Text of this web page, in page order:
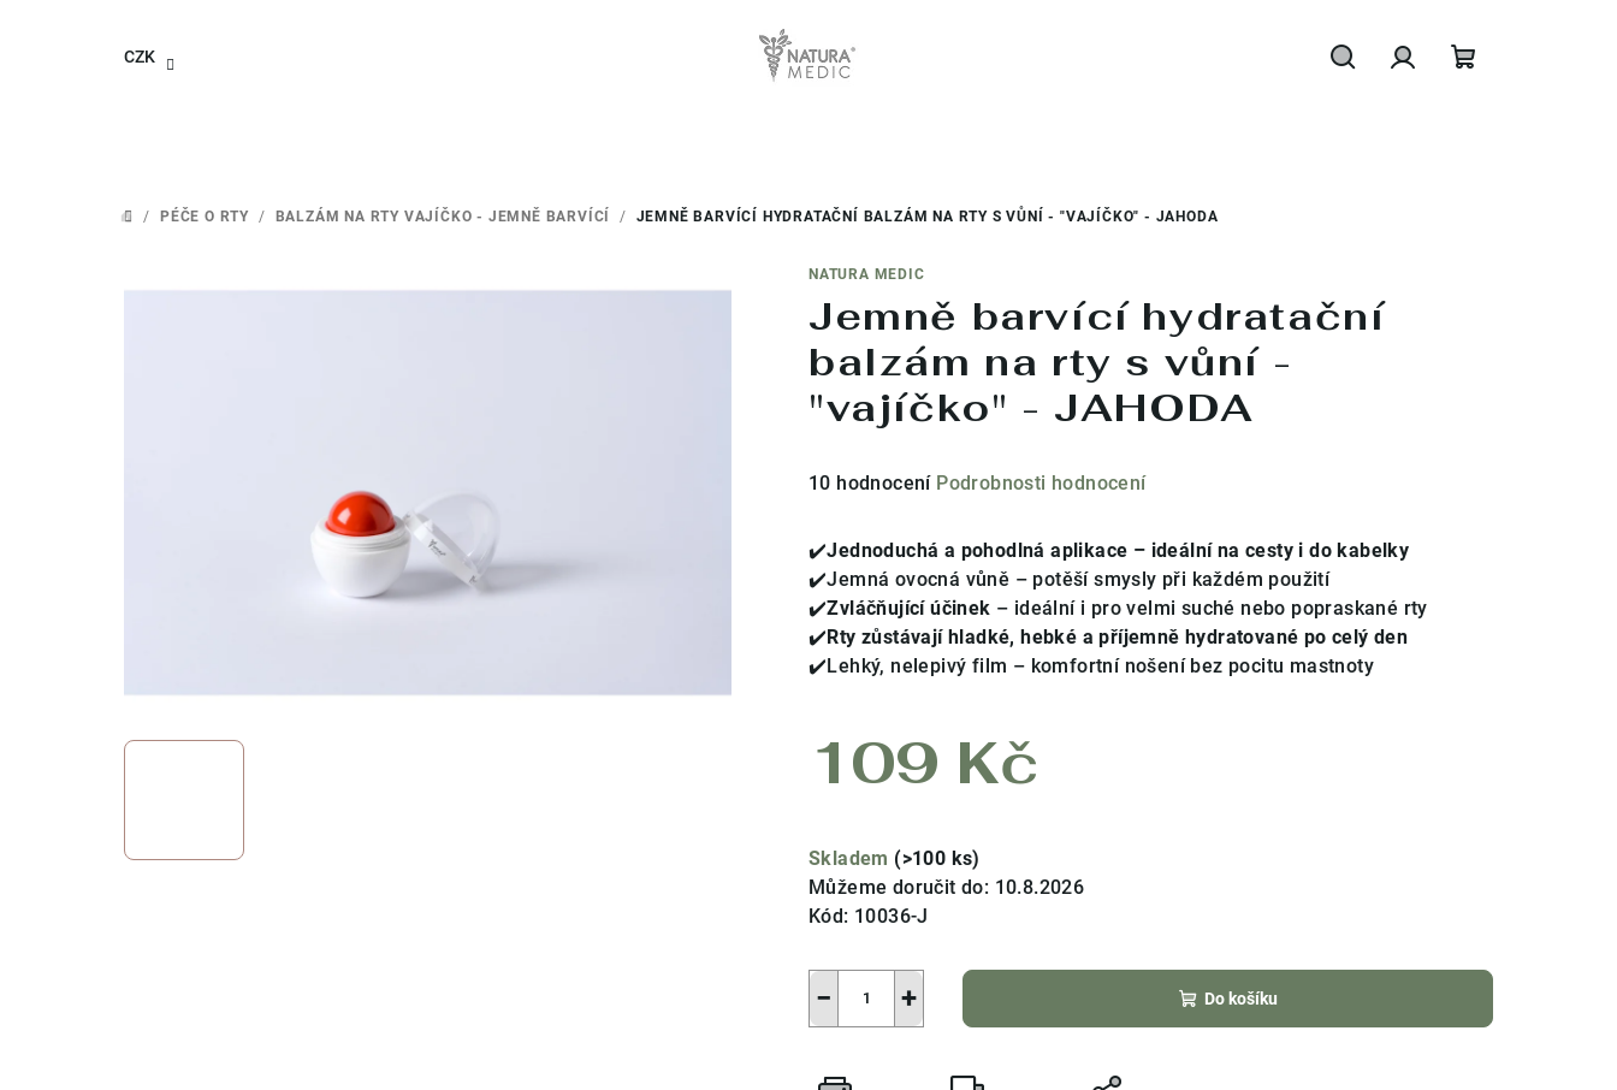
CZK
DOMŮ
/ PÉČE O RTY / BALZÁM NA RTY VAJÍČKO - JEMNĚ BARVÍCÍ / JEMNĚ BARVÍCÍ HYDRATAČNÍ BALZÁM NA RTY S VŮNÍ - "VAJÍČKO" - JAHODA
NATURA MEDIC
Jemně barvící hydratační
balzám na rty s vůní -
"vajíčko" - JAHODA
Průměrné
produktu
je
4,4
hvězdiček.
10 hodnocení Podrobnosti hodnocení
✔️Jednoduchá a pohodlná aplikace – ideální na cesty i do kabelky
✔️Jemná ovocná vůně – potěší smysly při každém použití
✔️Zvláčňující účinek – ideální i pro velmi suché nebo popraskané rty
✔️Rty zůstávají hladké, hebké a příjemně hydratované po celý den
✔️Lehký, nelepivý film – komfortní nošení bez pocitu mastnoty
109 Kč
cena:
Skladem (>100 ks)
Můžeme doručit do: 10.8.2026
Kód: 10036-J
+
− Do košíku